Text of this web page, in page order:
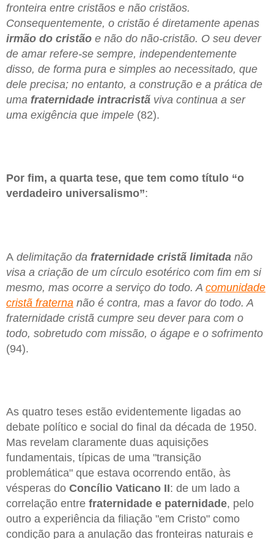
fronteira entre cristãos e não cristãos.
Consequentemente, o cristão é diretamente apenas
irmão do cristão e não do não-cristão. O seu dever
de amar refere-se sempre, independentemente
disso, de forma pura e simples ao necessitado, que
dele precisa; no entanto, a construção e a prática de
uma fraternidade intracristã viva continua a ser
uma exigência que impele (82).
Por fim, a quarta tese, que tem como título “o
verdadeiro universalismo”:
A delimitação da fraternidade cristã limitada não
visa a criação de um círculo esotérico com fim em si
mesmo, mas ocorre a serviço do todo. A comunidade
cristã fraterna não é contra, mas a favor do todo. A
fraternidade cristã cumpre seu dever para com o
todo, sobretudo com missão, o ágape e o sofrimento
(94).
As quatro teses estão evidentemente ligadas ao
debate político e social do final da década de 1950.
Mas revelam claramente duas aquisições
fundamentais, típicas de uma "transição
problemática" que estava ocorrendo então, às
vésperas do Concílio Vaticano II: de um lado a
correlação entre fraternidade e paternidade, pelo
outro a experiência da filiação "em Cristo" como
condição para a anulação das fronteiras naturais e